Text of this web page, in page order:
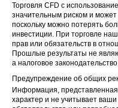
Торговля CFD с
значительным риском и
поскольку можно потерять
инвестиции. При торговле
прав или обязательств в
Прошлые результаты не
а налоговое
Предупреждение об общих
Информация,
характер и не учитывает